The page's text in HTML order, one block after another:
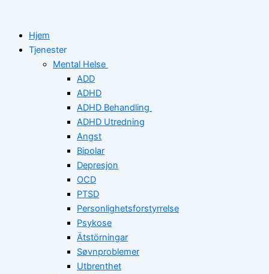
Hjem
Tjenester
Mental Helse
ADD
ADHD
ADHD Behandling
ADHD Utredning
Angst
Bipolar
Depresjon
OCD
PTSD
Personlighetsforstyrrelse
Psykose
Ätstörningar
Søvnproblemer
Utbrenthet